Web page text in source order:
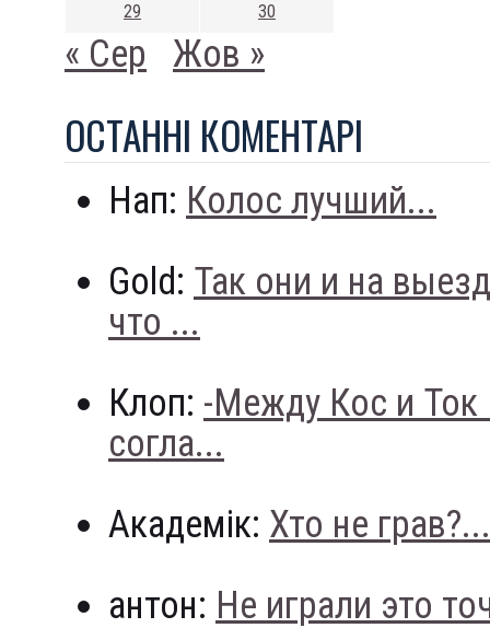
29 30
« Сер Жов »
ОСТАННI КОМЕНТАРI
Нап: Колос лучший...
Gold: Так они и на
что ...
Клоп: -Между Кос и
согла...
Академік: Хто не грав?...
антон: Не играли это